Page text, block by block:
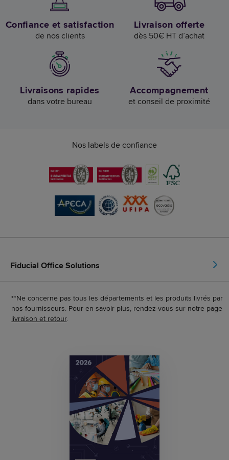
Confiance et satisfaction
de nos clients
Livraison offerte
dès 50€ HT d’achat
Livraisons rapides
dans votre bureau
Accompagnement
et conseil de proximité
Nos labels de confiance
Fiducial Office Solutions
**Ne concerne pas tous les départements et les produits livrés par
nos fournisseurs. Pour en savoir plus, rendez-vous sur notre page
livraison et retour.